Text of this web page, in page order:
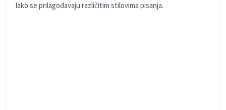
lako se prilagođavaju različitim stilovima pisanja.